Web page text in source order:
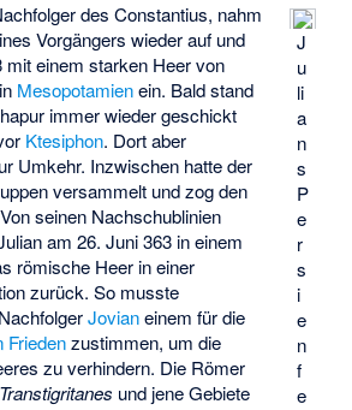
J
u
li
a
n
s
P
e
r
s
i
e
n
f
e
des Constantius, nahm
Vorgängers wieder auf und
einem starken Heer von
Mesopotamienein. Bald stand
immer wieder geschickt
Ktesiphon. Dort aber
Umkehr. Inzwischen hatte der
versammelt und zog den
seinen Nachschublinien
am 26. Juni 363 in einem
römische Heer in einer
zurück. So musste
Jovianeinem für die
Friedenzustimmen, um die
zu verhindern. Die Römer
und jene Gebiete